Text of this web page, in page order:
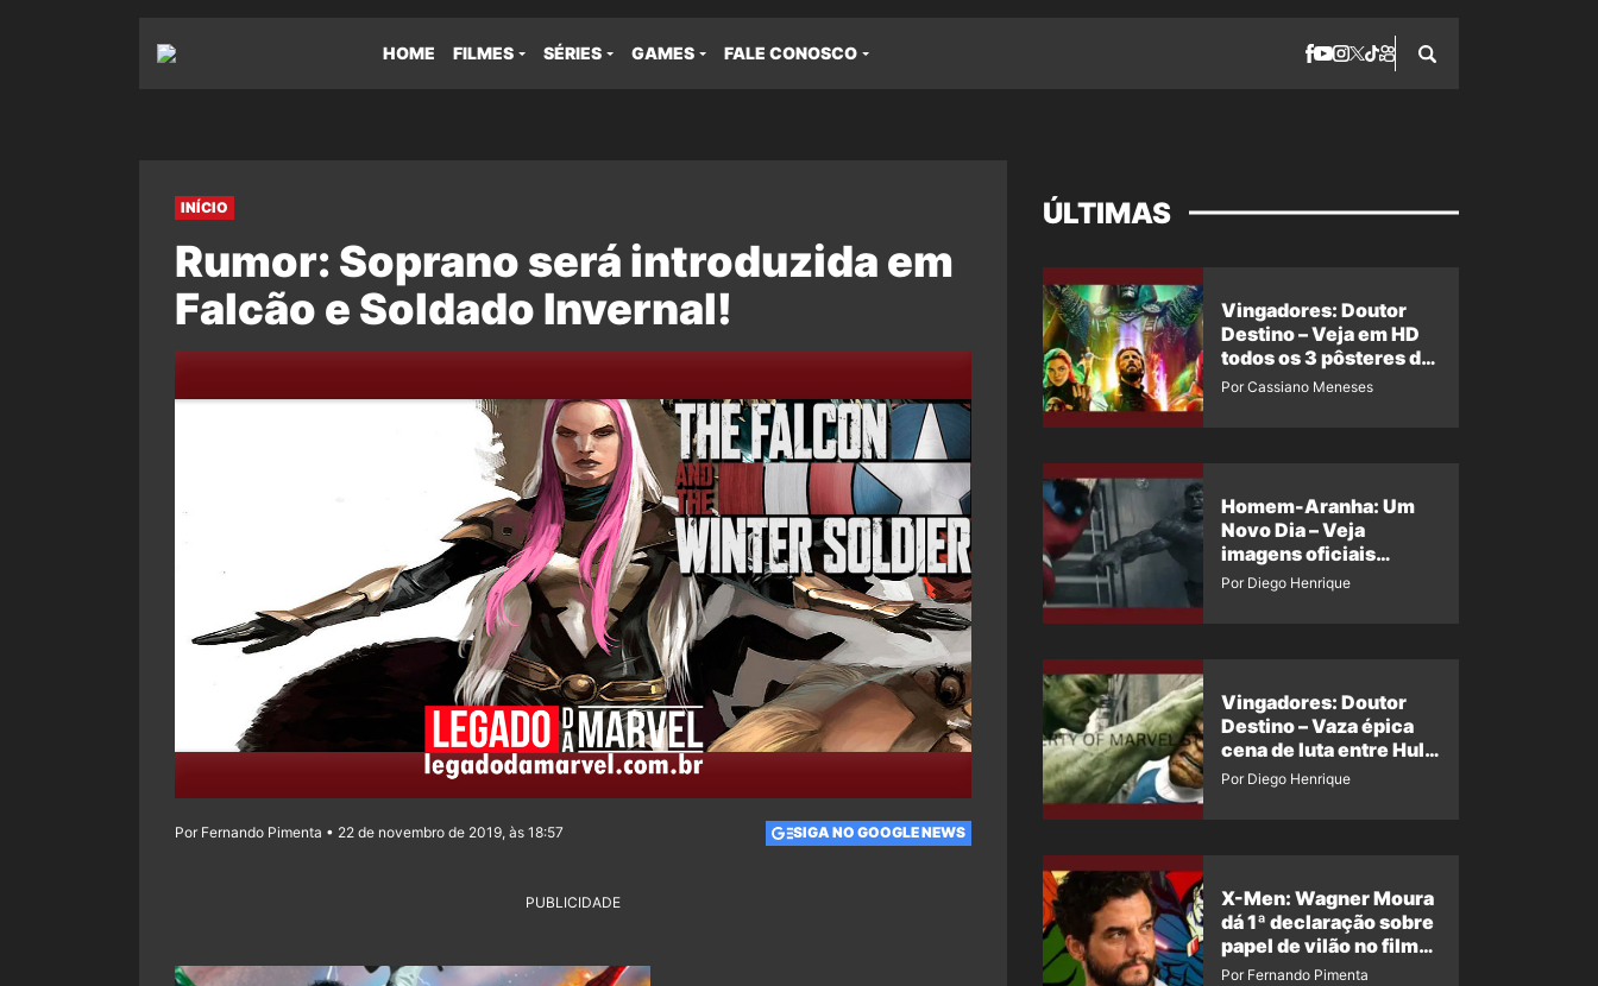
HOME FILMES SÉRIES GAMES FALE CONOSCO
INÍCIO
Rumor: Soprano será introduzida em
Falcão e Soldado Invernal!
Por Fernando Pimenta • 22 de novembro de 2019, às 18:57 SIGA NO GOOGLE NEWS
PUBLICIDADE
ÚLTIMAS
Vingadores: Doutor
Destino – Veja em HD
todos os 3 pôsteres de
‘Doomsday’ + 1 imagem
Por Cassiano Meneses
Homem-Aranha: Um
Novo Dia – Veja
imagens oficiais
descartadas do Hulk
Por Diego Henrique
Vingadores: Doutor
Destino – Vaza épica
cena de luta entre Hulk
e o Coisa
Por Diego Henrique
X-Men: Wagner Moura
dá 1ª declaração sobre
papel de vilão no filme
da Marvel
Por Fernando Pimenta